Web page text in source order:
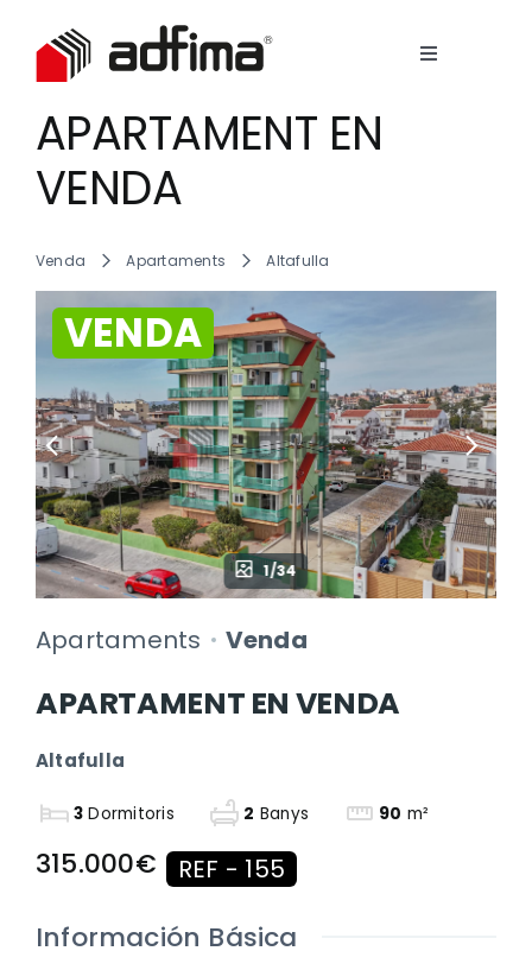
content
Toggle
Empresa
Serveis
Immobles
Contacte
View
Larger
Image
APARTAMENT EN
VENDA
Venda Apartaments Altafulla
VENDA
1/34
Apartaments Venda
APARTAMENT EN VENDA
Altafulla
3 Dormitoris 2 Banys 90 m²
315.000€ REF - 155
Información Básica